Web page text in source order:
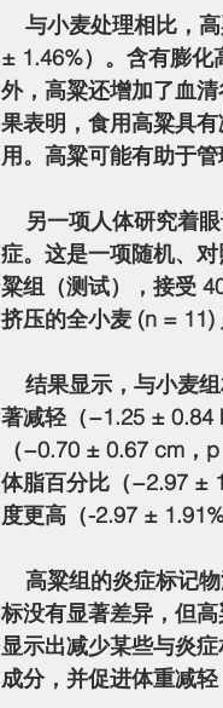
± 1.46%）。含有膨
外，高粱还增加了血
果表明，食用高粱具
用。高粱可能有助于
症。这是一项随机、
粱组（测试），接受
挤压的全小麦 (n = 11)
著减轻（−1.25 ± 0.84
（−0.70 ± 0.67 cm
体脂百分比（−2.97 ±
度更高（-2.97 ±
标没有显著差异，但
显示出减少某些与炎
成分，并促进体重减